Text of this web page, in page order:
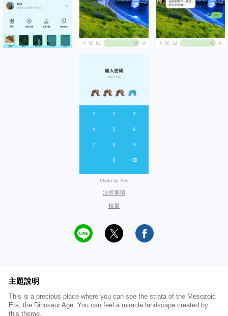
Photo by Aflo
注意事項
檢舉
主題說明
This is a precious place where you can see the strata of the Mesozoic
Era, the Dinosaur Age. You can feel a miracle landscape created by
this theme.